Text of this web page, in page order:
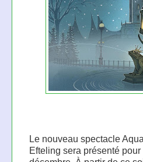
Le nouveau spectacle
Efteling sera présenté